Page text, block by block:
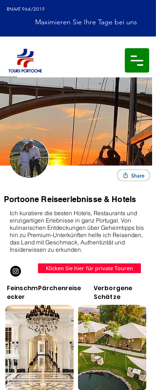
RNAAT 964/2019
Maximieren Sie Ihre Tage bei uns
Portoone Reiseerlebnisse & Hotels
Ich kuratiere die besten Hotels, Restaurants und
einzigartigen Erlebnisse in ganz Portugal. Von
kulinarischen Entdeckungen über Geheimtipps bis
hin zu Premium-Unterkünften helfe ich Reisenden,
das Land mit Geschmack, Authentizität und
Insiderwissen zu erkunden.
Klicken Sie hier für private Touren
Feinschm
ecker
Pärchenreise
Verborgene
Schätze